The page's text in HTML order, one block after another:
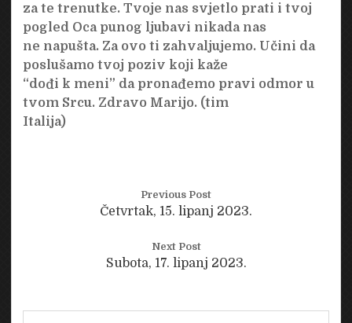
za te trenutke. Tvoje nas svjetlo prati i tvoj
pogled Oca punog ljubavi nikada nas
ne napušta. Za ovo ti zahvaljujemo. Učini da
poslušamo tvoj poziv koji kaže
“dođi k meni” da pronađemo pravi odmor u
tvom Srcu. Zdravo Marijo. (tim
Italija)
Previous Post
Četvrtak, 15. lipanj 2023.
Next Post
Subota, 17. lipanj 2023.